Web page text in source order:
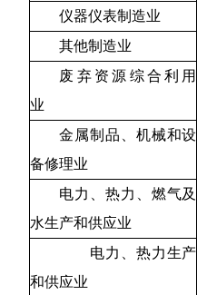
仪器仪表制造业
其他制造业
废弃资源综合利用
业
金属制品、机械和设
备修理业
电力、热力、燃气及
水生产和供应业
电力、热力生产
和供应业